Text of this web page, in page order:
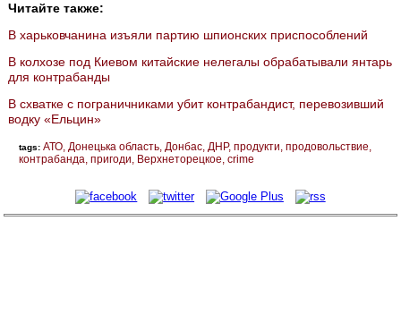
Читайте также:
В харьковчанина изъяли партию шпионских приспособлений
В колхозе под Киевом китайские нелегалы обрабатывали янтарь
для контрабанды
В схватке с пограничниками убит контрабандист, перевозивший
водку «Ельцин»
tags:АТО Донецька область Донбас ДНР продукти продовольствие
контрабанда пригоди Верхнеторецкое crime